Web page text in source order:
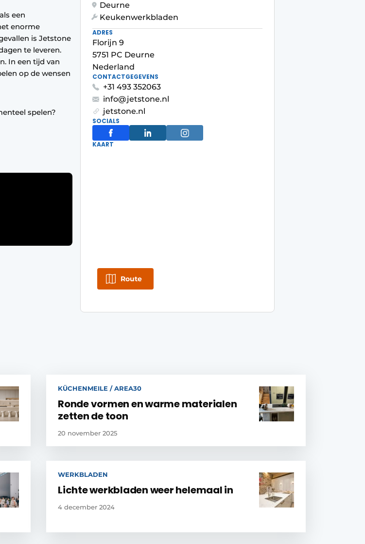
een
enorme
is Jetstone
te leveren.
In een tijd van
op de wensen
spelen?
Deurne
Keukenwerkbladen
ADRES
Florijn 9
5751 PC Deurne
Nederland
CONTACTGEGEVENS
+31 493 352063
info@jetstone.nl
jetstone.nl
SOCIALS
KAART
Route
KÜCHENMEILE / AREA30
Ronde vormen en warme materialen
zetten de toon
20 november 2025
WERKBLADEN
Lichte werkbladen weer helemaal in
4 december 2024